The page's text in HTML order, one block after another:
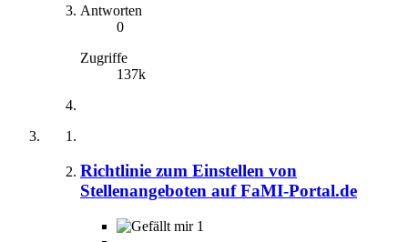
Antworten
0
Zugriffe
137k
Richtlinie zum Einstellen von
Stellenangeboten auf FaMI-Portal.de
1